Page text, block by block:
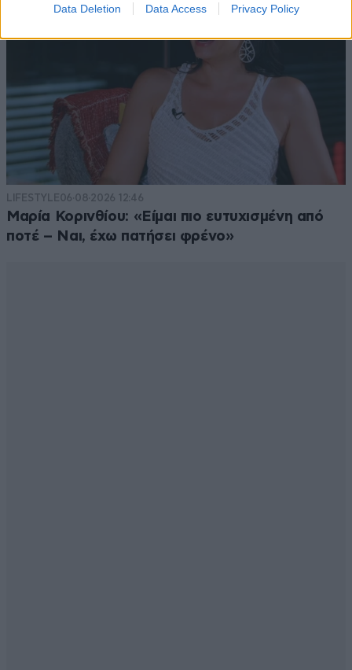
Data Deletion Data Access Privacy Policy
LIFESTYLE06·08·2026 12:46
Μαρία Κορινθίου: «Είμαι πιο ευτυχισμένη από
ποτέ – Ναι, έχω πατήσει φρένο»